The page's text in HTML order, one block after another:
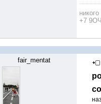
+7
fair_mentat